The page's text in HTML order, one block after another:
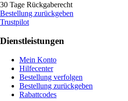
30 Tage Rückgaberecht
Bestellung zurückgeben
Trustpilot
Dienstleistungen
Mein Konto
Hilfecenter
Bestellung verfolgen
Bestellung zurückgeben
Rabattcodes